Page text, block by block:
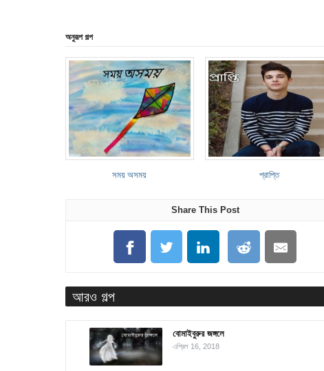
অনুরূপ গল্প
সময় অসময় প্রাপ্তি
Share This Post
আরও গল্প
বোমাইবুরুর জঙ্গলে
এপ্রিল 16, 2018